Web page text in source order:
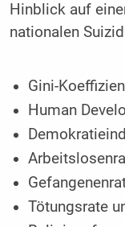
Hinblick auf
nationalen
Gini-
Human
Tötungsrate